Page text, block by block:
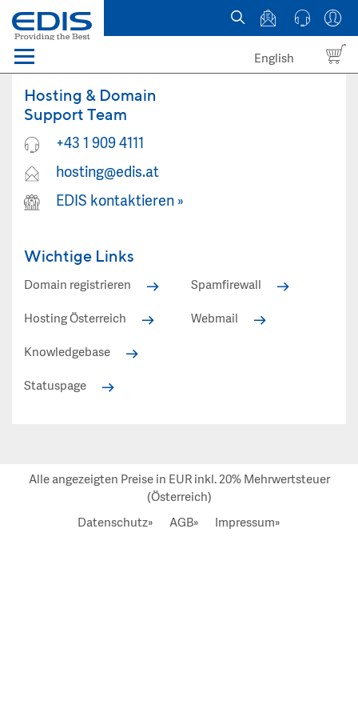
Menü
Domains
Webhosting Österreich
News
English
Hosting & Domain
Support Team
+43 1 909 4111
hosting@edis.at
EDIS kontaktieren »
Wichtige Links
Domain registrieren
Hosting Österreich
Knowledgebase
Spamfirewall
Webmail
Statuspage
Alle angezeigten Preise in EUR inkl. 20% Mehrwertsteuer
(Österreich)
Datenschutz»
AGB» Impressum»